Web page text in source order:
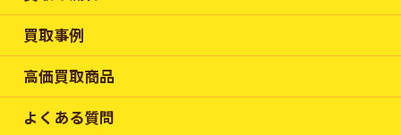
買取事例
高価買取商品
よくある質問